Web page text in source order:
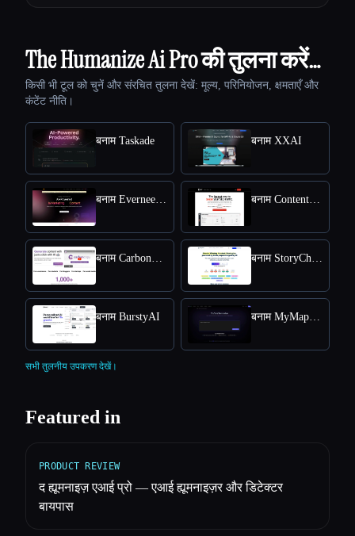
The Humanize Ai Pro की तुलना करें…
किसी भी टूल को चुनें और संरचित तुलना देखें: मूल्य, परिनियोजन, क्षमताएँ और
कंटेंट नीति।
बनाम Taskade बनाम XXAI
बनाम Everneed AI बनाम Content Raptor
बनाम CarbonCopy बनाम StoryChief
बनाम BurstyAI बनाम MyMap.AI YouTube Summarizer
सभी तुलनीय उपकरण देखें।
Featured in
PRODUCT REVIEW
द ह्यूमनाइज़ एआई प्रो — एआई ह्यूमनाइज़र और डिटेक्टर
बायपास